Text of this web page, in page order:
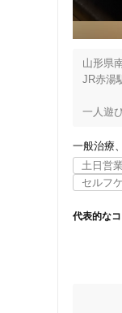
山形県
JR赤湯
一人遊
はり＆
東洋医
その方
にもオ
神経痛
当院ま
一般治療
土日営業
セルフ
代表的な